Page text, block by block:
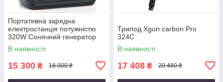
Портативна зарядна
електростанція потужністю
320W Сонячний генератор
FlashFish місткістю 292Wh
800000mAh
В наявності
15 300 ₴ 18 000 ₴
Трипод Xgun carbon Рro
324C
В наявності
17 408 ₴ 20 480 ₴